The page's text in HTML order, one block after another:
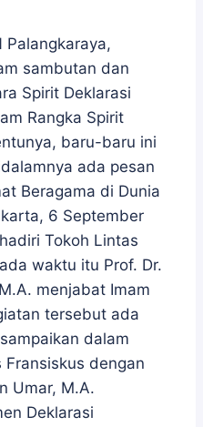
Palangkaraya,
sambutan dan
Spirit Deklarasi
Rangka Spirit
baru-baru ini
ada pesan
Beragama di Dunia
6 September
Tokoh Lintas
waktu itu Prof. Dr.
menjabat Imam
tersebut ada
dalam
Fransiskus dengan
Umar, M.A.
Deklarasi